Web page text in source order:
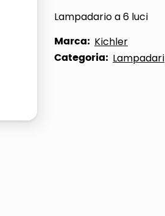
Lampadario a 6 luci
Marca: Kichler
Categoria: Lampadari